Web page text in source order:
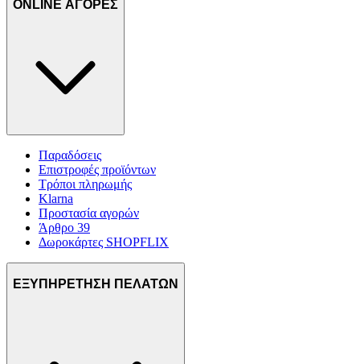
ONLINE ΑΓΟΡΕΣ
Παραδόσεις
Επιστροφές προϊόντων
Τρόποι πληρωμής
Klarna
Προστασία αγορών
Άρθρο 39
Δωροκάρτες SHOPFLIX
ΕΞΥΠΗΡΕΤΗΣΗ ΠΕΛΑΤΩΝ